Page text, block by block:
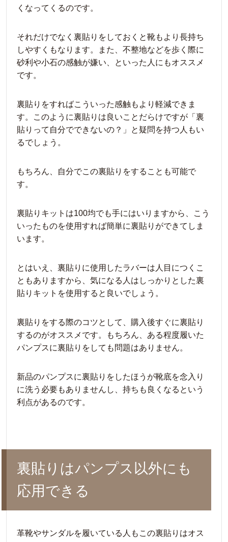
くなってくるのです。
それだけでなく裏貼りをしておくと靴もより長持ち
しやすくもなります。また、不整地などを歩く際に
砂利や小石の感触が嫌い、といった人にもオススメ
です。
裏貼りをすればこういった感触もより軽減できま
す。このように裏貼りは良いことだらけですが「裏
貼りって自分でできないの？」と疑問を持つ人もい
るでしょう。
もちろん、自分でこの裏貼りをすることも可能で
す。
裏貼りキットは100均でも手にはいりますから、こう
いったものを使用すれば簡単に裏貼りができてしま
います。
とはいえ、裏貼りに使用したラバーは人目につくこ
ともありますから、気になる人はしっかりとした裏
貼りキットを使用すると良いでしょう。
裏貼りをする際のコツとして、購入後すぐに裏貼り
するのがオススメです。もちろん、ある程度履いた
パンプスに裏貼りをしても問題はありません。
新品のパンプスに裏貼りをしたほうが靴底を念入り
に洗う必要もありませんし、持ちも良くなるという
利点があるのです。
裏貼りはパンプス以外にも
応用できる
革靴やサンダルを履いている人もこの裏貼りはオス